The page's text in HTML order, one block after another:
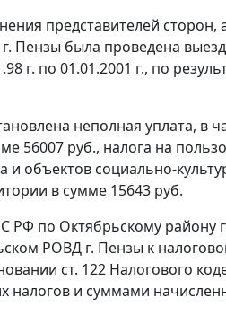
представителей
Пензы была проведена
г. по 01.01.2001 г., по
неполная уплата, в
56007 руб., налога на
объектов социально-
в сумме 15643 руб.
РФ по Октябрьскому району
РОВД г. Пензы к
ст. 122 Налогового
налогов и суммами